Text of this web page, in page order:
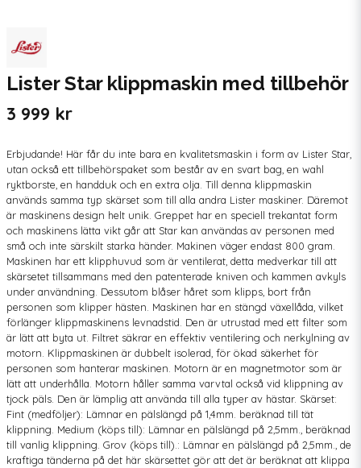
Lister Star klippmaskin med tillbehör
3 999 kr
Erbjudande! Här får du inte bara en kvalitetsmaskin i form av Lister Star,
utan också ett tillbehörspaket som består av en svart bag, en wahl
ryktborste, en handduk och en extra olja. Till denna klippmaskin
används samma typ skärset som till alla andra Lister maskiner. Däremot
är maskinens design helt unik. Greppet har en speciell trekantat form
och maskinens lätta vikt går att Star kan användas av personen med
små och inte särskilt starka händer. Makinen väger endast 800 gram.
Maskinen har ett klipphuvud som är ventilerat, detta medverkar till att
skärsetet tillsammans med den patenterade kniven och kammen avkyls
under användning. Dessutom blåser håret som klipps, bort från
personen som klipper hästen. Maskinen har en stängd växellåda, vilket
förlänger klippmaskinens levnadstid. Den är utrustad med ett filter som
är lätt att byta ut. Filtret säkrar en effektiv ventilering och nerkylning av
motorn. Klippmaskinen är dubbelt isolerad, för ökad säkerhet för
personen som hanterar maskinen. Motorn är en magnetmotor som är
lätt att underhålla. Motorn håller samma varvtal också vid klippning av
tjock päls. Den är lämplig att använda till alla typer av hästar. Skärset:
Fint (medföljer): Lämnar en pälslängd på 1,4mm. beräknad till tät
klippning. Medium (köps till): Lämnar en pälslängd på 2,5mm., beräknad
till vanlig klippning. Grov (köps till).: Lämnar en pälslängd på 2,5mm., de
kraftiga tänderna på det här skärsettet gör att det är beräknat att klippa